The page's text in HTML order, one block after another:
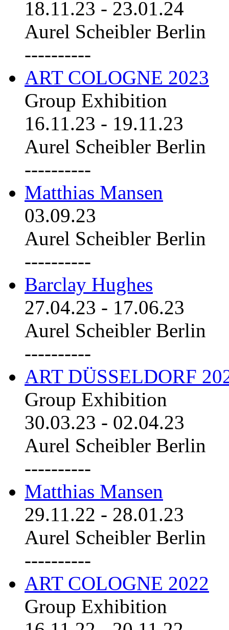
18.11.23 - 23.01.24
Aurel Scheibler Berlin
----------
ART COLOGNE 2023
Group Exhibition
16.11.23 - 19.11.23
Aurel Scheibler Berlin
----------
Matthias Mansen
03.09.23
Aurel Scheibler Berlin
----------
Barclay Hughes
27.04.23 - 17.06.23
Aurel Scheibler Berlin
----------
ART DÜSSELDORF
Group Exhibition
30.03.23 - 02.04.23
Aurel Scheibler Berlin
----------
Matthias Mansen
29.11.22 - 28.01.23
Aurel Scheibler Berlin
----------
ART COLOGNE 2022
Group Exhibition